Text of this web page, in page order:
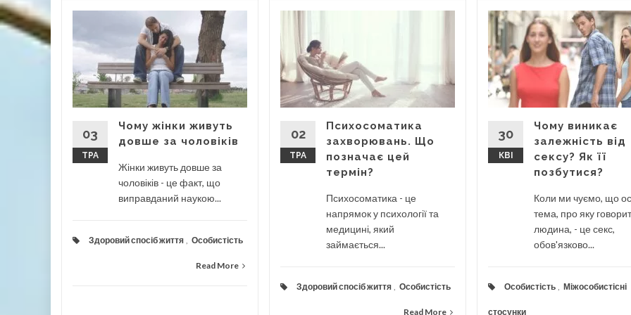
03
ТРА
Чому жінки живуть
довше за чоловіків
Жінки живуть довше за
чоловіків - це факт, що
виправданий наукою...
Здоровий спосіб життя Особистість
Read More
02
ТРА
Психосоматика
захворювань. Що
позначає цей
термін?
Психосоматика - це
напрямок у психології та
медицині, який
займається...
Здоровий спосіб життя Особистість
Read More
30
КВІ
Чому виникає
залежність від
сексу? Як її
позбутися?
Коли ми чуємо, що
тема, про яку
людина, - це секс,
обов'язково...
Особистість Міжособистісні
стосунки